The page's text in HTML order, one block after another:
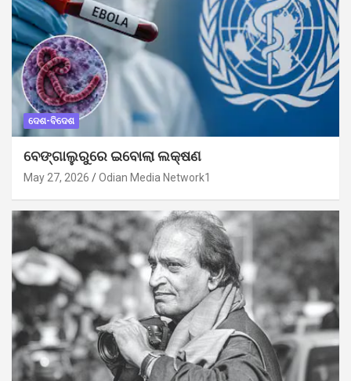
ଦେଶ-ବିଦେଶ
ବେଙ୍ଗାଲୁରୁରେ ଇବୋଲା ଲକ୍ଷଣ
May 27, 2026 Odian Media Network1